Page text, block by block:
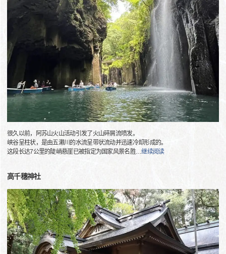
很久以前，阿苏山火山活动引发了火山碎屑流喷发。
峡谷呈柱状，是由五濑川的水流呈带状流动并迅速冷却形成的。
这段长达7公里的陡峭悬崖已被指定为国家风景名胜…继续阅读
高千穗神社